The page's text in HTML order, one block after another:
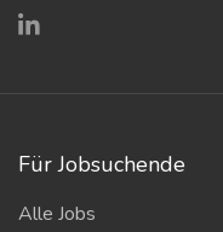
Für Jobsuchende
Alle Jobs